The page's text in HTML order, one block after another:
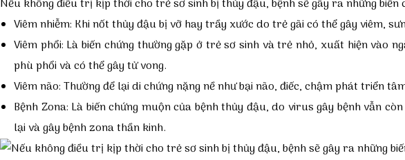
Nếu không điều trị kịp thời cho trẻ sơ sinh bị thủy đậu, bệnh sẽ gây ra những biến
Viêm nhiễm: Khi nốt thủy đậu bị vỡ hay trầy xước do trẻ gãi có thể gây viêm,
Viêm phổi: Là biến chứng thường gặp ở trẻ sơ sinh và trẻ nhỏ, xuất hiện vào
phù phổi và có thể gây tử vong.
Viêm não: Thường để lại di chứng nặng nề như bại não, điếc, chậm phát triển
Bệnh Zona: Là biến chứng muộn của bệnh thủy đậu, do virus gây bệnh vẫn
lại và gây bệnh zona thần kinh.